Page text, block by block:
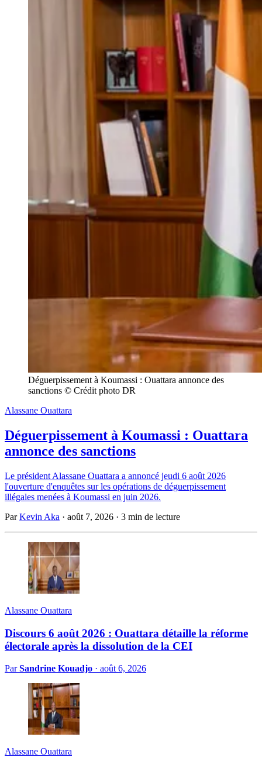
Déguerpissement à Koumassi : Ouattara annonce des
sanctions © Crédit photo DR
Alassane Ouattara
Déguerpissement à Koumassi : Ouattara
annonce des sanctions
Le président Alassane Ouattara a annoncé jeudi 6 août 2026
l'ouverture d'enquêtes sur les opérations de déguerpissement
illégales menées à Koumassi en juin 2026.
ParKevin Aka · août 7, 2026 · 3 min de lecture
Alassane Ouattara
Discours 6 août 2026 : Ouattara détaille la réforme
électorale après la dissolution de la CEI
ParSandrine Kouadjo · août 6, 2026
Alassane Ouattara